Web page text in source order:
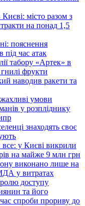
місто разом з
на понад 1,5
пояснення
під час атак
табору «Артек» в
фрукти
наводив ракети та
умови
у розпліднику
знаходять своє
все: у Києві викрили
на майже 9 млн грн
виконано лише на
у витратах
доступу
та його
спроби прориву до